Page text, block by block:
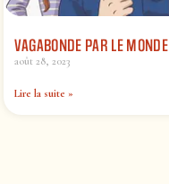
VAGABONDE PAR LE MONDE
août 28, 2023
Lire la suite »